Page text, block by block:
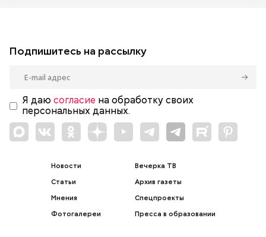
Подпишитесь на рассылку
Я даю согласие на обработку своих
персональных данных.
Новости
Статьи
Мнения
Фотогалереи
Вечерка ТВ
Архив газеты
Спецпроекты
Пресса в образовании